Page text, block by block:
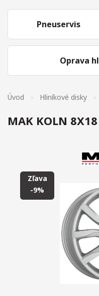
Pneuservis
Oprava
Úvod Hliníkové disky
MAK KOLN
Zľava
-9%